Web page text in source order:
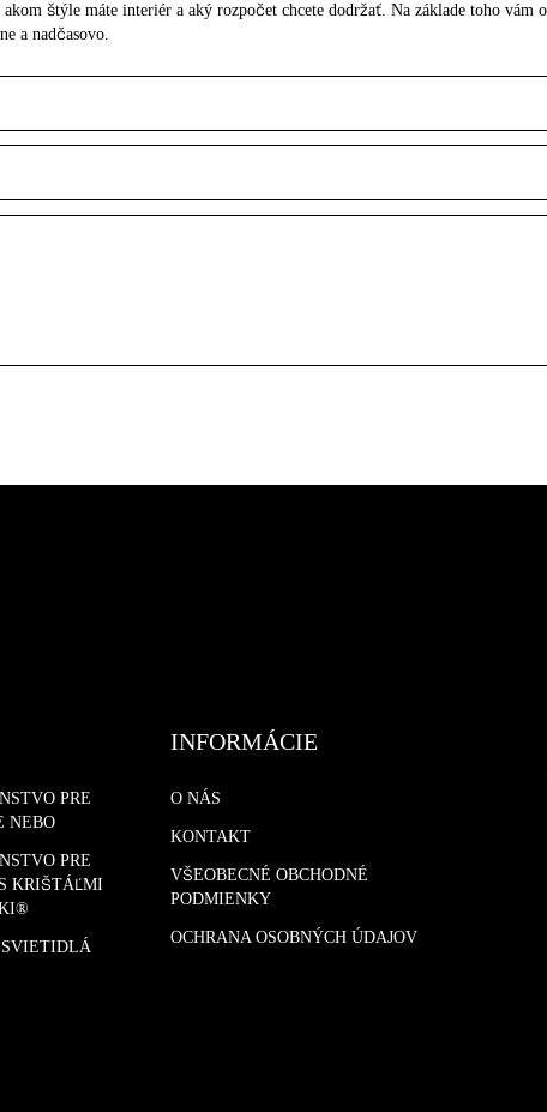
štýle máte interiér a aký rozpočet chcete dodržať. Na základe toho vám
a nadčasovo.
PRE
NEBO
PRE
KRIŠTÁĽMI
INFORMÁCIE
O NÁS
KONTAKT
VŠEOBECNÉ OBCHODNÉ
PODMIENKY
OCHRANA OSOBNÝCH ÚDAJOV